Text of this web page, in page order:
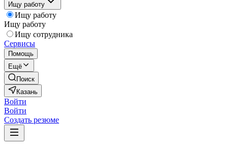
Ищу работу
Ищу работу
Ищу работу
Ищу сотрудника
Сервисы
Помощь
Ещё
Поиск
Казань
Войти
Войти
Создать резюме